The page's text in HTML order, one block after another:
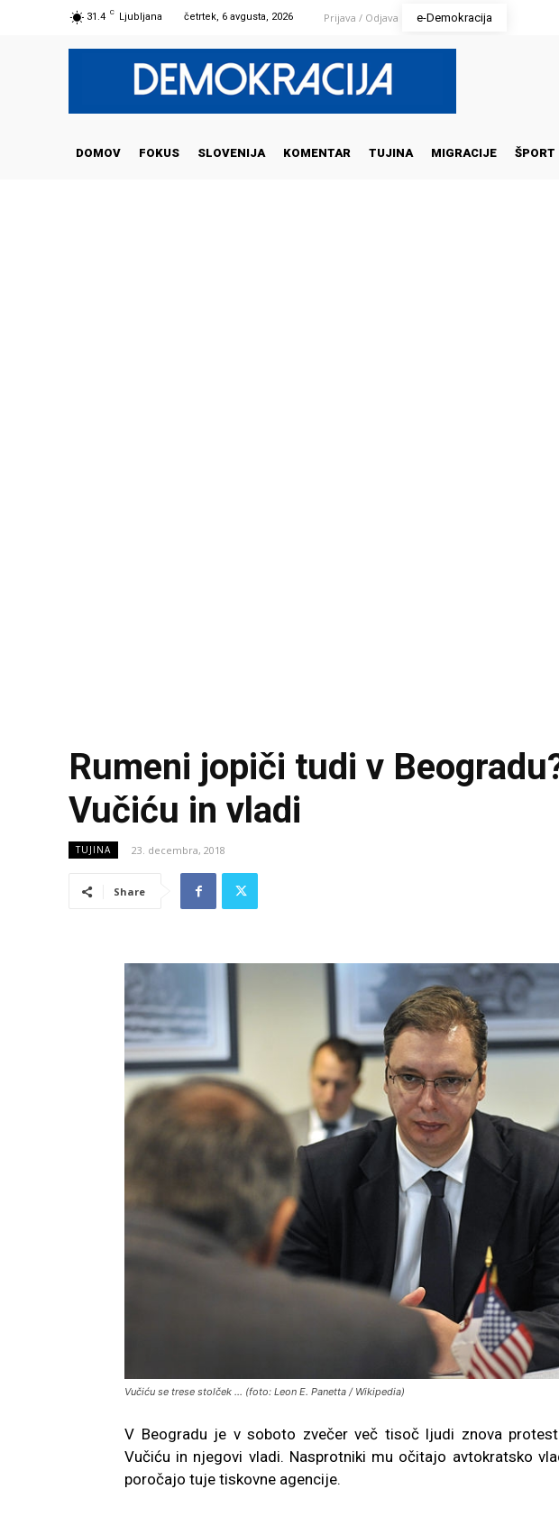
31.4 C Ljubljana četrtek, 6 avgusta, 2026 Prijava / Odjava e-Demokracija
DOMOV FOKUS SLOVENIJA KOMENTAR TUJINA MIGRACIJE ŠPORT
Rumeni jopiči tudi v
Vučiću in vladi
TUJINA 23. decembra, 2018
Share
Vučiću se trese stolček ... (foto: Leon E. Panetta / Wikipedia)
V Beogradu je v soboto zvečer več tisoč ljudi znova
Vučiću in njegovi vladi. Nasprotniki mu očitajo avtokratsko
poročajo tuje tiskovne agencije.